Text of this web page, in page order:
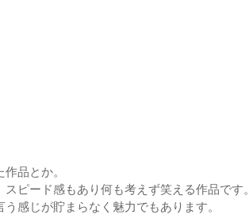
品とか。
ピード感もあり何も考えず笑える作品です。
感じが貯まらなく魅力でもあります。